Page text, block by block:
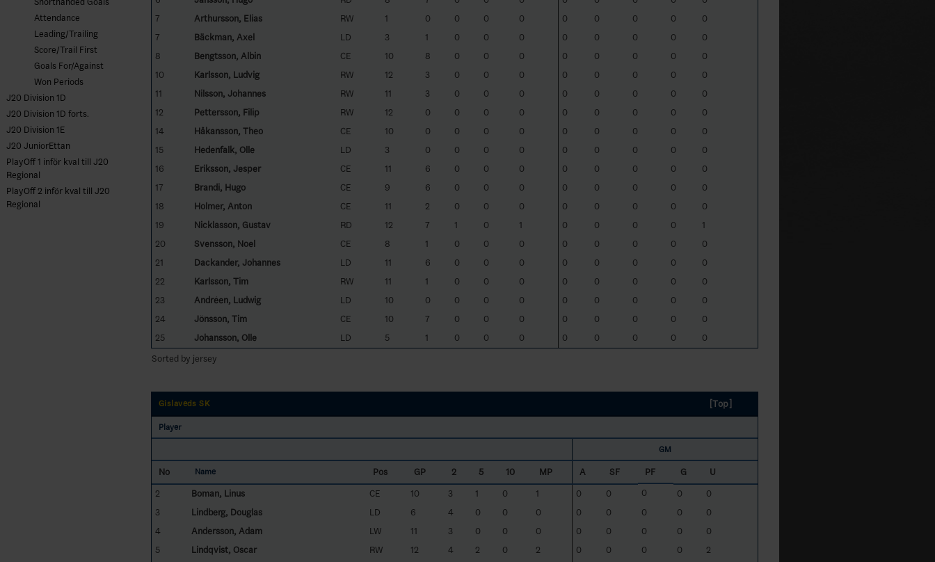
Attendance
Leading/Trailing
Score/Trail First
Goals For/Against
Won Periods
J20 Division 1D
J20 Division 1D forts.
J20 Division 1E
J20 JuniorEttan
PlayOff 1 inför kval till J20
Regional
PlayOff 2 inför kval till J20
Regional
7
Arthursson, Elias RW 1 0 0 0 0 0 0 0 0
0
7
Bäckman, Axel LD 3 1 0 0 0 0 0 0 0
0
8
Bengtsson, Albin CE 10 8 0 0 0 0 0 0 0
0
10
Karlsson, Ludvig RW 12 3 0 0 0 0 0 0 0
0
11
Nilsson, Johannes RW 11 3 0 0 0 0 0 0 0
0
12
Pettersson, Filip RW 12 0 0 0 0 0 0 0 0
0
14
Håkansson, Theo CE 10 0 0 0 0 0 0 0 0
0
15
Hedenfalk, Olle LD 3 0 0 0 0 0 0 0 0
0
16
Eriksson, Jesper CE 11 6 0 0 0 0 0 0 0
0
17
Brandi, Hugo CE 9 6 0 0 0 0 0 0 0
0
18
Holmer, Anton CE 11 2 0 0 0 0 0 0 0
0
19
Nicklasson, Gustav RD 12 7 1 0 1 0 0 0 0
1
20
Svensson, Noel CE 8 1 0 0 0 0 0 0 0
0
21
Dackander, Johannes LD 11 6 0 0 0 0 0 0 0
0
22
Karlsson, Tim RW 11 1 0 0 0 0 0 0 0
0
23
Andréen, Ludwig LD 10 0 0 0 0 0 0 0 0
0
24
Jönsson, Tim CE 10 7 0 0 0 0 0 0 0
0
25
Johansson, Olle LD 5 1 0 0 0 0 0 0 0
0
Sorted by jersey
Gislaveds SK [Top]
Player
GM
No Name Pos GP 2 5 10 MP A SF PF G
U
2
Boman, Linus CE 10 3 1 0 1 0 0 0 0
0
3
Lindberg, Douglas LD 6 4 0 0 0 0 0 0 0
0
4
Andersson, Adam LW 11 3 0 0 0 0 0 0 0
0
5
Lindqvist, Oscar RW 12 4 2 0 2 0 0 0 0
2